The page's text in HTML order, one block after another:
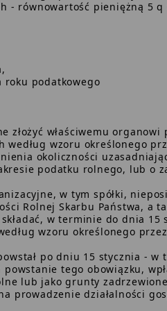
- równowartość pieniężną 5 q
podatkowego
złożyć właściwemu
wzoru określonego
okoliczności
podatku rolnego, lub o
w tym spółki,
Rolnej Skarbu Państwa, a
w terminie do dnia
wzoru określonego
po dniu 15 stycznia -
tego obowiązku,
lub jako grunty
prowadzenie działalności